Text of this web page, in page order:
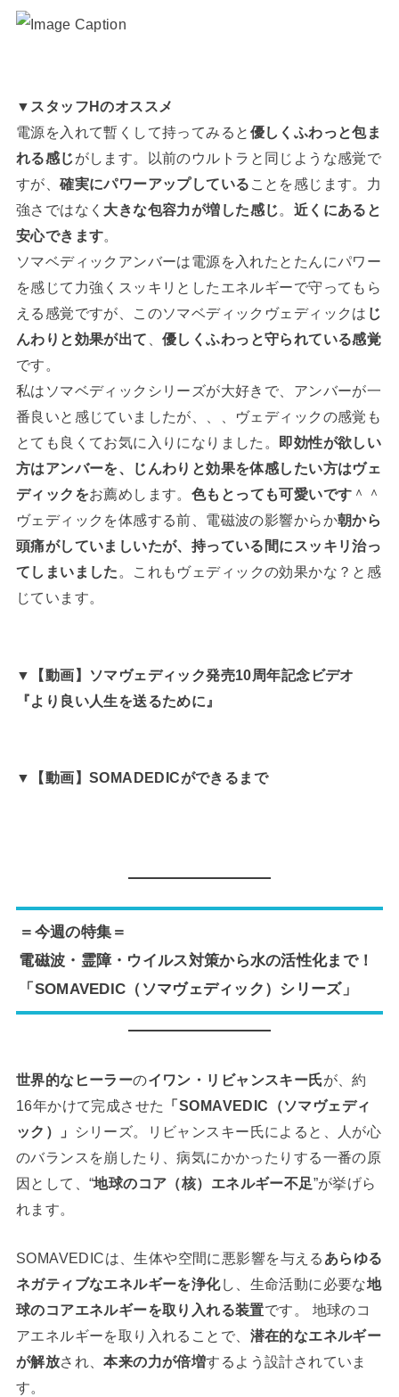
▼スタッフHのオススメ
電源を入れて暫くして持ってみると 優しくふわっと包ま
れる感じがします。以前のウルトラと同じような感覚で
すが、確実にパワーアップしている ことを感じます。力
強さではなく 大きな包容力が増した感じ。 近くにあると
安心できます。
ソマベディックアンバーは電源を入れたとたんにパワー
を感じて力強くスッキリとしたエネルギーで守ってもら
える感覚ですが、このソマベディックヴェディックは じ
んわりと効果が出て 、優しくふわっと守られている感覚
です。
私はソマベディックシリーズが大好きで、アンバーが一
番良いと感じていましたが、、、ヴェディックの感覚も
とても良くてお気に入りになりました。
即効性が欲しい
方はアンバーを、じんわりと効果を体感したい方はヴェ
ディックをお薦めします。 色もとっても可愛いです ＾＾
ヴェディックを体感する前、電磁波の影響からか朝から
頭痛がしていましいたが、持っている間にスッキリ治っ
てしまいました 。これもヴェディックの効果かな？と感
じています。
▼【動画】ソマヴェディック発売10周年記念ビデオ
『より良い人生を送るために』
▼【動画】SOMADEDICができるまで
＝今週の特集＝
電磁波・霊障・ウイルス対策から水の活性化まで！
「SOMAVEDIC（ソマヴェディック）シリーズ」
世界的なヒーラーのイワン・リビャンスキー氏が、約
16年かけて完成させた
「SOMAVEDIC（ソマヴェディ
ック）」
シリーズ。リビャンスキー氏によると、人が心
のバランスを崩したり、病気にかかったりする一番の原
因として、“地球のコア（核）エネルギー不足”が挙げら
れます。
SOMAVEDICは、生体や空間に悪影響を与える あらゆる
ネガティブなエネルギーを浄化し、生命活動に必要な地
球のコアエネルギーを取り入れる装置です。 地球のコ
アエネルギーを取り入れることで、 潜在的なエネルギー
が解放され、本来の力が倍増するよう設計されていま
す。